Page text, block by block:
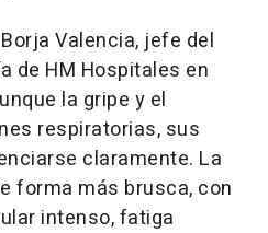
Valencia, jefe del
de HM Hospitales en
la gripe y el
respiratorias, sus
claramente. La
forma más brusca, con
intenso, fatiga